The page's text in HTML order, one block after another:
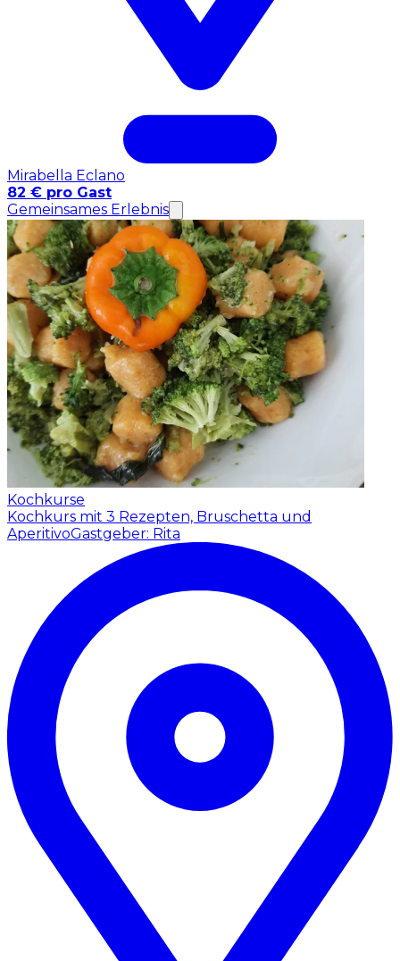
Mirabella Eclano
82 € pro Gast
Gemeinsames Erlebnis
Kochkurse
Kochkurs mit 3 Rezepten, Bruschetta und
AperitivoGastgeber: Rita